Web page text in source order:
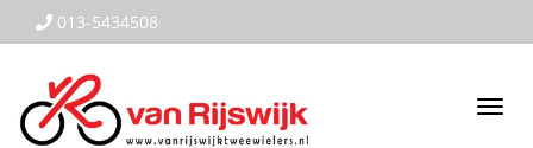
013-5434508